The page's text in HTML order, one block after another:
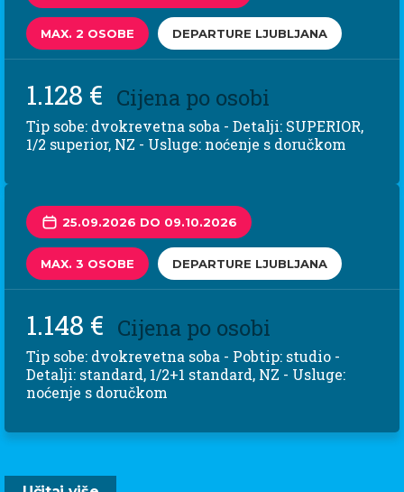
MAX. 2 OSOBE DEPARTURE LJUBLJANA
1.128 € Cijena po osobi
Tip sobe: dvokrevetna soba - Detalji: SUPERIOR,
1/2 superior, NZ - Usluge: noćenje s doručkom
25.09.2026 DO 09.10.2026
MAX. 3 OSOBE DEPARTURE LJUBLJANA
1.148 € Cijena po osobi
Tip sobe: dvokrevetna soba - Pobtip: studio -
Detalji: standard, 1/2+1 standard, NZ - Usluge:
noćenje s doručkom